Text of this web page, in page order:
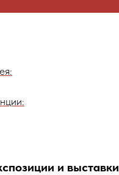
и выставки